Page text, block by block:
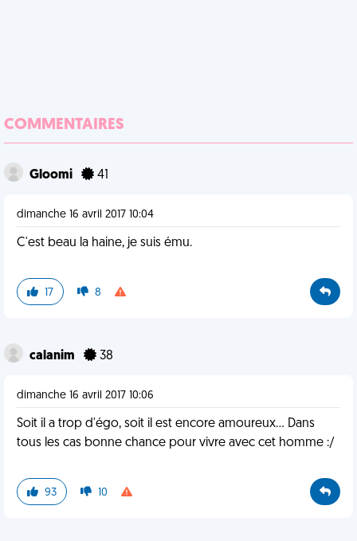
COMMENTAIRES
Gloomi 41
dimanche 16 avril 2017 10:04
C'est beau la haine, je suis ému.
17 8
calanim 38
dimanche 16 avril 2017 10:06
Soit il a trop d'égo, soit il est encore amoureux... Dans
tous les cas bonne chance pour vivre avec cet homme :/
93 10